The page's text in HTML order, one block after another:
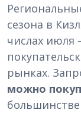
сезона в
числах июля
рынках.
можно